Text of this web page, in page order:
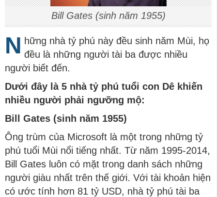
Bill Gates (sinh năm 1955)
N hững nhà tỷ phú này đều sinh năm Mùi, họ
đều là những người tài ba được nhiều
người biết đến.
Dưới đây là 5 nhà tỷ phú tuổi con Dê khiến
nhiều người phải ngưỡng mộ:
Bill Gates (sinh năm 1955)
Ông trùm của Microsoft là một trong những tỷ
phú tuổi Mùi nổi tiếng nhất. Từ năm 1995-2014,
Bill Gates luôn có mặt trong danh sách những
người giàu nhất trên thế giới. Với tài khoản hiện
có ước tính hơn 81 tỷ USD, nhà tỷ phú tài ba